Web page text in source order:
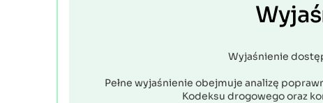
Wyjaśnienie
Pełne wyjaśnienie obejmuje analizę
Kodeksu drogowego oraz